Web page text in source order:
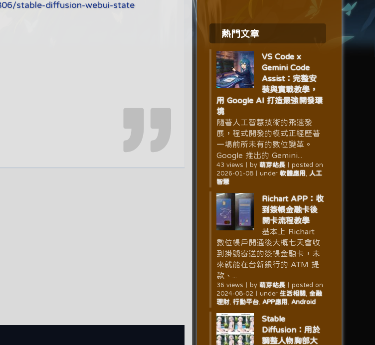
stable-diffusion-webui-state
熱門文章
VS Code x
Gemini Code
Assist：完整安
裝與實戰教學，
用 Google AI 打造最強開發環
境
隨著人工智慧技術的飛速發
展，程式開發的模式正經歷著
一場前所未有的數位變革。
Google 推出的 Gemini...
43 views by 萌芽站長｜ posted on
2026-01-08｜ under 軟體應用
人工
智慧
Richart APP：收
到簽帳金融卡後
開卡流程教學
基本上 Richart
數位帳戶開通後大概七天會收
到掛號寄送的簽帳金融卡，未
來就能在台新銀行的 ATM 提
款、...
36 views by 萌芽站長｜ posted on
2024-08-02
under 生活相關
金融
理財, 行動平台, APP應用 Android
Stable
Diffusion：用於
調整人物胸部大